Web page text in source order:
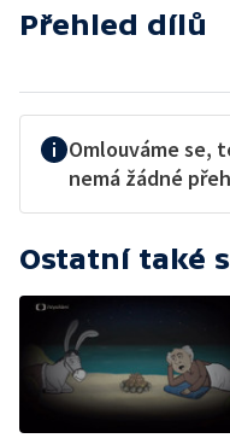
Přehled dílů
Omlouváme se,
nemá žádné
Ostatní také